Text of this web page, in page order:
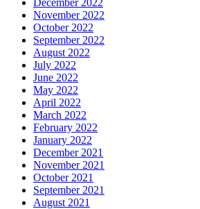
November 2022
October 2022
September 2022
August 2022
July 2022
June 2022
May 2022
April 2022
March 2022
February 2022
January 2022
December 2021
November 2021
October 2021
September 2021
August 2021